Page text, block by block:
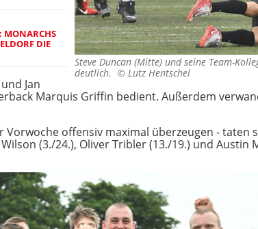
Steve Duncan (Mitte) und seine Team-
deutlich. © Lutz Hentschel
MONARCHS
DIE
Jan
Marquis Griffin bedient. Außerdem
offensiv maximal überzeugen - taten
(3./24.), Oliver Tribler (13./19.) und Austin